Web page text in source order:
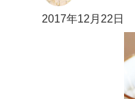
投
2017年12月22日